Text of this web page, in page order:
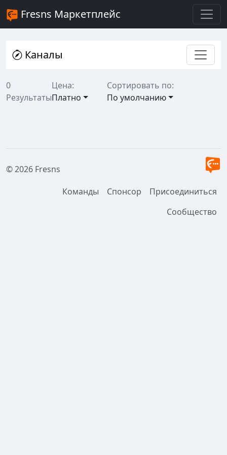
Fresns Маркетплейс
Каналы
0
Результаты
Цена:
Платно
Сортировать по:
По умолчанию
© 2026 Fresns
Команды
Спонсор
Присоединиться
Сообщество